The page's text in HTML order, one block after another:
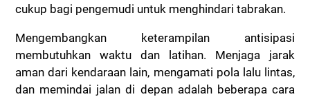
cukup bagi pengemudi untuk menghindari tabrakan.
Mengembangkan keterampilan antisipasi
membutuhkan waktu dan latihan. Menjaga jarak
aman dari kendaraan lain, mengamati pola lalu lintas,
dan memindai jalan di depan adalah beberapa cara